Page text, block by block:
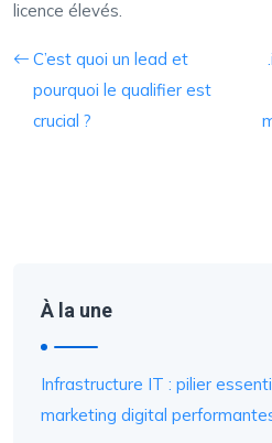
licence élevés.
C’est quoi un lead et
pourquoi le qualifier est
crucial ?
À la une
Infrastructure IT : pilier
marketing digital